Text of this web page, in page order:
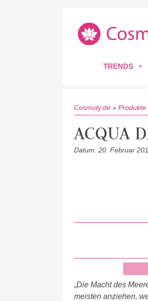
TRENDS
Cosmoty.de » Produkte
ACQUA
Datum: 20. Februar
„Die Macht des
meisten anziehen,